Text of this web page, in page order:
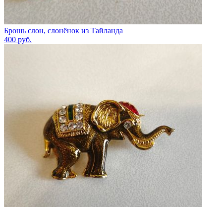
Брошь слон, слонёнок из Тайланда
400 руб.